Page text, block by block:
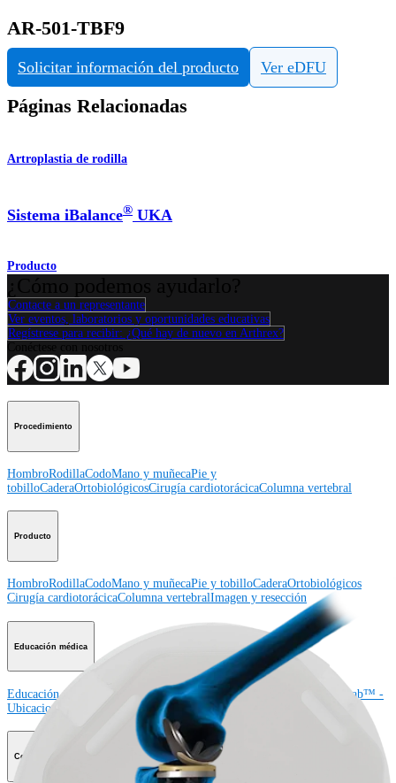
AR-501-TBF9
Solicitar información del producto Ver eDFU
Páginas Relacionadas
Artroplastia de rodilla
Sistema iBalance® UKA
Producto
Contacte a un representante
Ver eventos, laboratorios y oportunidades educativas
Regístrese para recibir: ¿Qué hay de nuevo en Arthrex?
Procedimiento
HombroRodillaCodoMano y muñecaPie y
tobilloCaderaOrtobiológicosCirugía cardiotorácicaColumna vertebral
Producto
HombroRodillaCodoMano y muñecaPie y tobilloCaderaOrtobiológicos
Cirugía cardiotorácicaColumna vertebralImagen y resección
Educación médica
Educación médica Descripción de cursosCalendario de cursos
ArthroLab™ -
Ubicaciones
Nuestro departamento de educación médica
Corporación